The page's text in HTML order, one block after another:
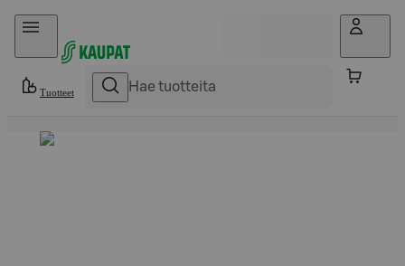
Hyppää sisältöön
Tuotteet